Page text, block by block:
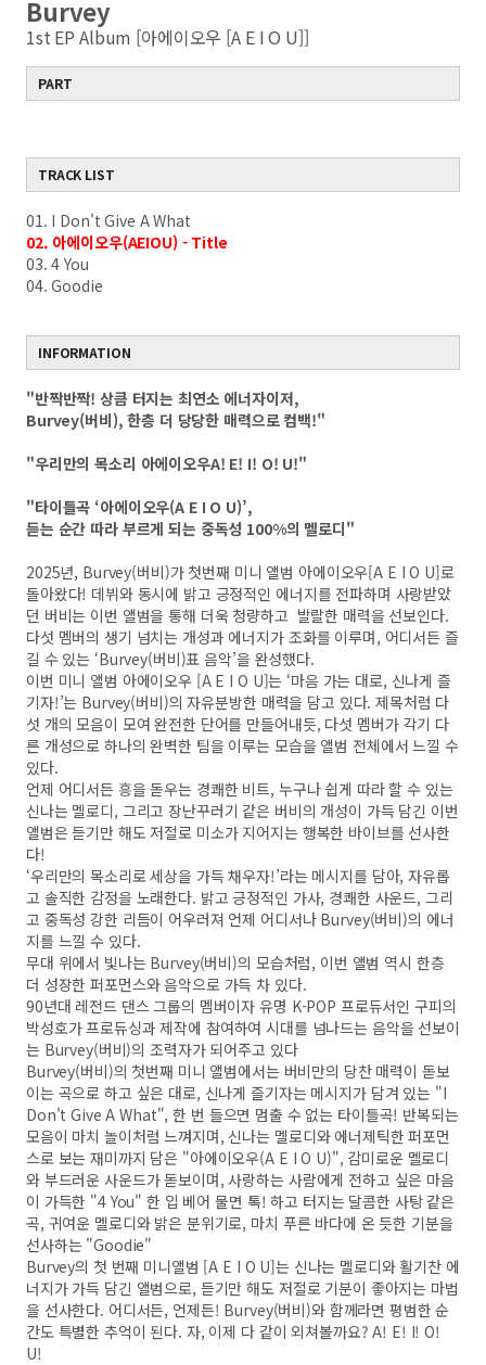
Burvey
1st EP Album [아에이오우 [A E I O U]]
PART
TRACK LIST
01. I Don't Give A What
02. 아에이오우(AEIOU) - Title
03. 4 You
04. Goodie
INFORMATION
"반짝반짝! 상큼 터지는 최연소 에너자이저,
Burvey(버비), 한층 더 당당한 매력으로 컴백!"
"우리만의 목소리 아에이오우A! E! I! O! U!"
"타이틀곡 ‘아에이오우(A E I O U)’,
듣는 순간 따라 부르게 되는 중독성 100%의 멜로디"
2025년, Burvey(버비)가 첫번째 미니 앨범 아에이오우[A E I O U]로
돌아왔다! 데뷔와 동시에 밝고 긍정적인 에너지를 전파하며 사랑받았
던 버비는 이번 앨범을 통해 더욱 청량하고 발랄한 매력을 선보인다.
다섯 멤버의 생기 넘치는 개성과 에너지가 조화를 이루며, 어디서든 즐
길 수 있는 ‘Burvey(버비)표 음악’을 완성했다.
이번 미니 앨범 아에이오우 [A E I O U]는 ‘마음 가는 대로, 신나게 즐
기자!’는 Burvey(버비)의 자유분방한 매력을 담고 있다. 제목처럼 다
섯 개의 모음이 모여 완전한 단어를 만들어내듯, 다섯 멤버가 각기 다
른 개성으로 하나의 완벽한 팀을 이루는 모습을 앨범 전체에서 느낄 수
있다.
언제 어디서든 흥을 돋우는 경쾌한 비트, 누구나 쉽게 따라 할 수 있는
신나는 멜로디, 그리고 장난꾸러기 같은 버비의 개성이 가득 담긴 이번
앨범은 듣기만 해도 저절로 미소가 지어지는 행복한 바이브를 선사한
다!
‘우리만의 목소리로 세상을 가득 채우자!’라는 메시지를 담아, 자유롭
고 솔직한 감정을 노래한다. 밝고 긍정적인 가사, 경쾌한 사운드, 그리
고 중독성 강한 리듬이 어우러져 언제 어디서나 Burvey(버비)의 에너
지를 느낄 수 있다.
무대 위에서 빛나는 Burvey(버비)의 모습처럼, 이번 앨범 역시 한층
더 성장한 퍼포먼스와 음악으로 가득 차 있다.
90년대 레전드 댄스 그룹의 멤버이자 유명 K-POP 프로듀서인 구피의
박성호가 프로듀싱과 제작에 참여하여 시대를 넘나드는 음악을 선보이
는 Burvey(버비)의 조력자가 되어주고 있다
Burvey(버비)의 첫번째 미니 앨범에서는 버비만의 당찬 매력이 돋보
이는 곡으로 하고 싶은 대로, 신나게 즐기자는 메시지가 담겨 있는 "I
Don't Give A What", 한 번 들으면 멈출 수 없는 타이틀곡! 반복되는
모음이 마치 놀이처럼 느껴지며, 신나는 멜로디와 에너제틱한 퍼포먼
스로 보는 재미까지 담은 "아에이오우(A E I O U)", 감미로운 멜로디
와 부드러운 사운드가 돋보이며, 사랑하는 사람에게 전하고 싶은 마음
이 가득한 "4 You" 한 입 베어 물면 톡! 하고 터지는 달콤한 사탕 같은
곡, 귀여운 멜로디와 밝은 분위기로, 마치 푸른 바다에 온 듯한 기분을
선사하는 "Goodie"
Burvey의 첫 번째 미니앨범 [A E I O U]는 신나는 멜로디와 활기찬 에
너지가 가득 담긴 앨범으로, 듣기만 해도 저절로 기분이 좋아지는 마법
을 선사한다. 어디서든, 언제든! Burvey(버비)와 함께라면 평범한 순
간도 특별한 추억이 된다. 자, 이제 다 같이 외쳐볼까요? A! E! I! O!
U!